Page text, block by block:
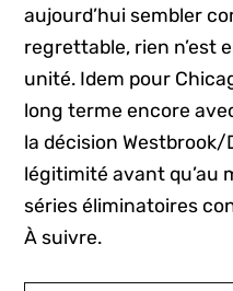
aujourd’hui sembler
regrettable, rien n’est
unité. Idem pour
long terme encore
la décision Westbrook/
légitimité avant qu’au
séries éliminatoires
À suivre.